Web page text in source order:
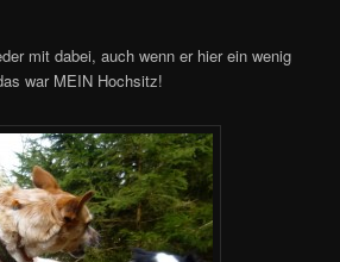
mit dabei, auch wenn er hier ein wenig
war MEIN Hochsitz!